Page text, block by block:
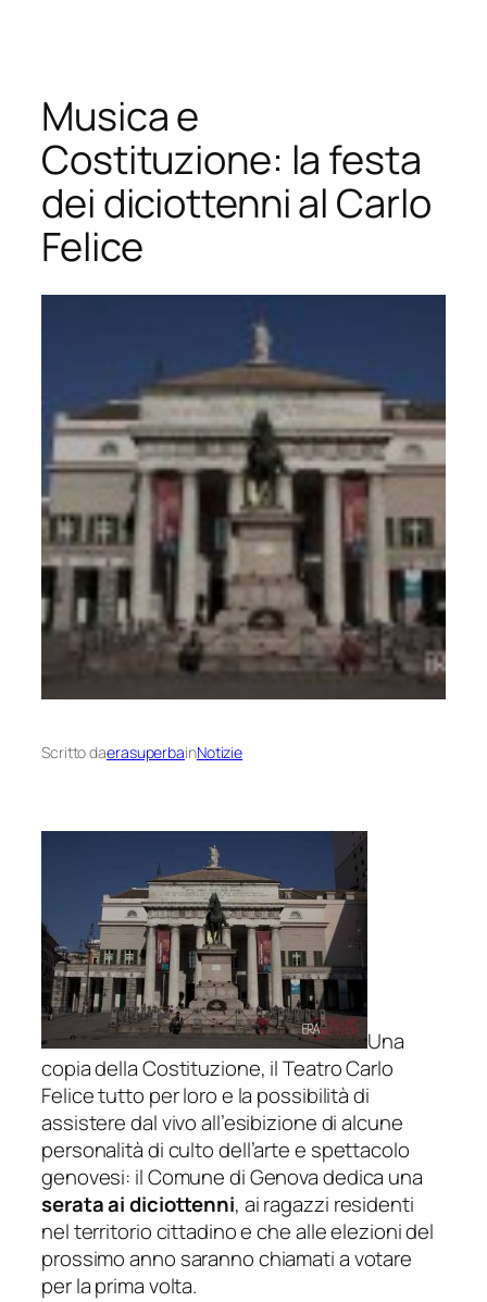
contenuto
Musica e
Costituzione: la festa
dei diciottenni al Carlo
Felice
Scritto daerasuperbainNotizie
Una
copia della Costituzione, il Teatro Carlo
Felice tutto per loro e la possibilità di
assistere dal vivo all’esibizione di alcune
personalitàdi cultodell’arte e spettacolo
genovesi: il Comune di Genova dedica una
serata ai diciottenni, ai ragazzi residenti
nel territorio cittadino e che alle elezioni del
prossimo anno saranno chiamati a votare
per la prima volta.